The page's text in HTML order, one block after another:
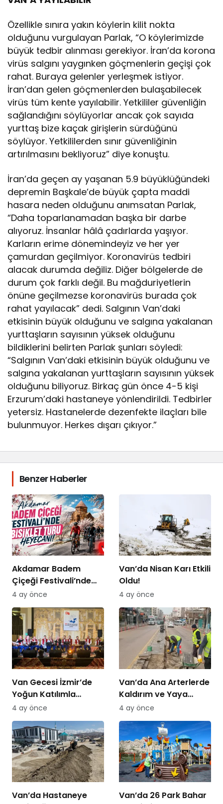
Özellikle sınıra yakın köylerin kilit nokta
olduğunu vurgulayan Parlak, “O köylerimizde
büyük tedbir alınması gerekiyor. İran’da korona
virüs salgını yaygınken göçmenlerin geçişi çok
rahat. Buraya gelenler yerleşmek istiyor.
İran’dan gelen göçmenlerden bulaşabilecek
virüs tüm kente yayılabilir. Yetkililer güvenliğin
sağlandığını söylüyorlar ancak çok sayıda
yurttaş bize kaçak girişlerin sürdüğünü
söylüyor. Yetkililerden sınır güvenliğinin
artırılmasını bekliyoruz” diye konuştu.
İran’da geçen ay yaşanan 5.9 büyüklüğündeki
depremin Başkale’de büyük çapta maddi
hasara neden olduğunu anımsatan Parlak,
“Daha toparlanamadan başka bir darbe
alıyoruz. İnsanlar hâlâ çadırlarda yaşıyor.
Karların erime dönemindeyiz ve her yer
çamurdan geçilmiyor. Koronavirüs tedbiri
alacak durumda değiliz. Diğer bölgelerde de
durum çok farklı değil. Bu mağduriyetlerin
önüne geçilmezse koronavirüs burada çok
rahat yayılacak” dedi. Salgının Van’daki
etkisinin büyük olduğunu ve salgına yakalanan
yurttaşların sayısının yüksek olduğunu
bildiklerini belirten Parlak şunları söyledi:
“Salgının Van’daki etkisinin büyük olduğunu ve
salgına yakalanan yurttaşların sayısının yüksek
olduğunu biliyoruz. Birkaç gün önce 4-5 kişi
Erzurum’daki hastaneye yönlendirildi. Tedbirler
yetersiz. Hastanelerde dezenfekte ilaçları bile
bulunmuyor. Herkes dışarı çıkıyor.”
Benzer Haberler
Akdamar Badem
Çiçeği Festivali’nde
Bisiklet Turu Heyecanı
4 ay önce
Van’da Nisan Karı Etkili
Oldu!
4 ay önce
Van Gecesi İzmir’de
Yoğun Katılımla
Düzenlendi
4 ay önce
Van’da Ana Arterlerde
Kaldırım ve Yaya
Yolları Yenileniyor
4 ay önce
Van’da Hastaneye
Van’da 26 Park Bahar